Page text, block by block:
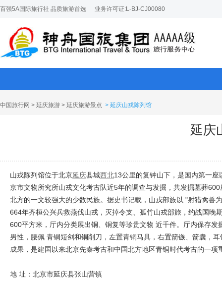
百强5A国际旅行社 品质旅游首选 业务许可证:L-BJ-CJ00080
中国旅行网 > 延庆旅游 > 延庆旅游景点 > 延庆山戎陈列馆
延庆
山戎陈列馆位于北京延庆县城西北13公里的复钟山下，是国内第一
京市文物所究所山戎文化考古队近5年的调查与发掘，共发掘墓葬
北方的一文较强大的少数民族。据史书记载，山戎部族以 "射猎禽兽
664年齐桓公兴兵救燕伐山戎，灭掉令支、孤竹山戎部旅，约战国
600平方米，厅内分类展出铜、铜复等珍贵文物 近千件。厅内保存
男性，腰佩 青铜短剑和铜削刀，左置青铜马具，右置箭镞、箭囊，
成果，是建国以来北京先秦考古和中国北方地区青铜时代考古的一
地 址：北京市延庆县张山营镇